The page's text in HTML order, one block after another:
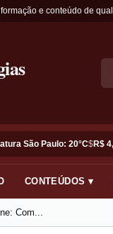
e conteúdo de
São Paulo: 20°C$R$
CONTEÚDOS ▾
Com...